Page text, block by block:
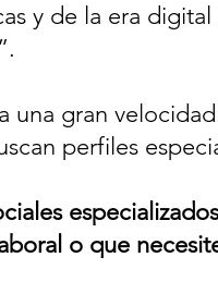
y de la era
una gran
perfiles
o que